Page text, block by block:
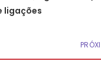
ligações